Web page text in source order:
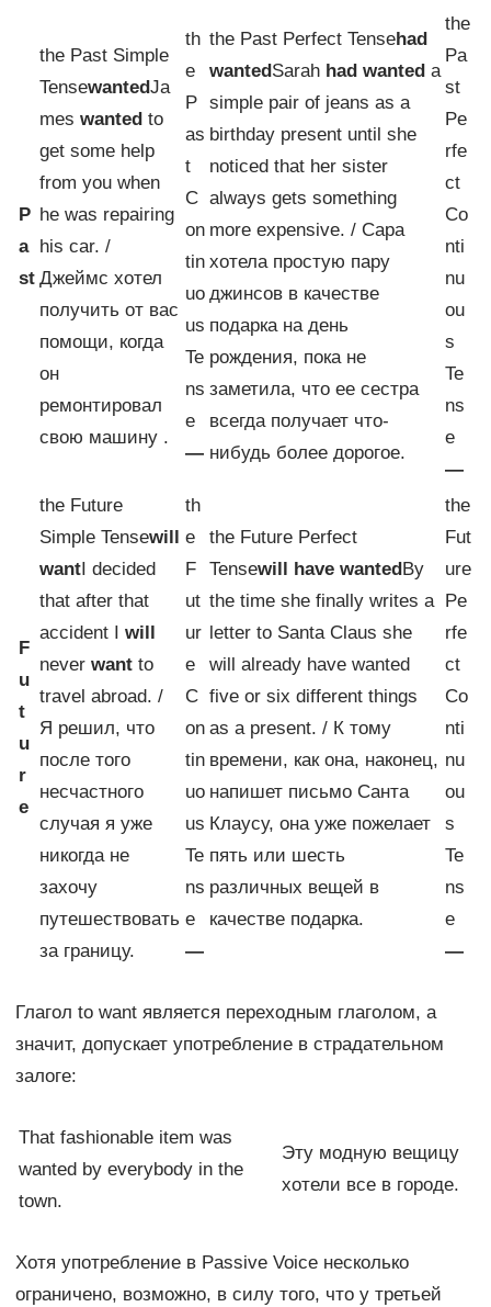
P
a
st
the Past Simple
TensewantedJa
mes wanted to
get some help
from you when
he was repairing
his car. /
Джеймс хотел
получить от вас
помощи, когда
он
ремонтировал
свою машину .
th
e
P
as
t
C
on
tin
uo
us
Te
ns
e
—
the Past Perfect Tensehad
wanted Sarah had wanted a
simple pair of jeans as a
birthday present until she
noticed that her sister
always gets something
more expensive. / Сара
хотела простую пару
джинсов в качестве
подарка на день
рождения, пока не
заметила, что ее сестра
всегда получает что-
нибудь более дорогое.
the
Pa
st
Pe
rfe
ct
Co
nti
nu
ou
s
Te
ns
e
—
F
u
t
u
r
e
the Future
Simple Tensewill
wantI decided
that after that
accident I will
never wantto
travel abroad. /
Я решил, что
после того
несчастного
случая я уже
никогда не
захочу
путешествовать
за границу.
th
e
F
ut
ur
e
C
on
tin
uo
us
Te
ns
e
—
the Future Perfect
Tensewill have wanted By
the time she finally writes a
letter to Santa Claus she
will already have wanted
five or six different things
as a present. / К тому
времени, как она, наконец,
напишет письмо Санта
Клаусу, она уже пожелает
пять или шесть
различных вещей в
качестве подарка.
the
Fut
ure
Pe
rfe
ct
Co
nti
nu
ou
s
Te
ns
e
—
Глагол to want является переходным глаголом, а
значит, допускает употребление в страдательном
залоге:
That fashionable item was
wanted by everybody in the
town.
Эту модную вещицу
хотели все в городе.
Хотя употребление в Passive Voice несколько
ограничено, возможно, в силу того, что у третьей